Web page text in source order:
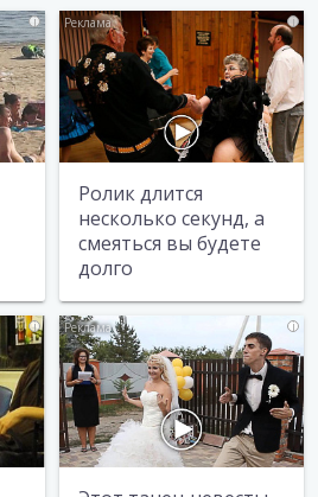
i i
Ролик длится
несколько секунд, а
смеяться вы будете
долго
i i